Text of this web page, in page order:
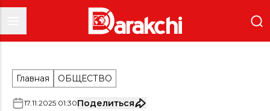
Главная ОБЩЕСТВО
17.11.2025 01:30Поделиться